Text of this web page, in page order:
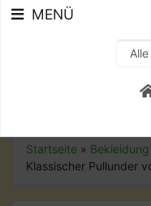
MENÜ
Startseite » Bekleidung
Klassischer Pullunder